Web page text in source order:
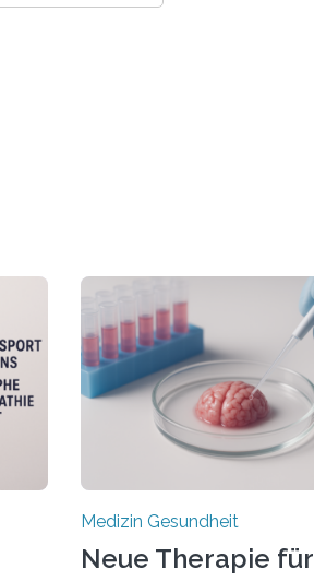
Medizin Gesundheit
Neue Therapie für